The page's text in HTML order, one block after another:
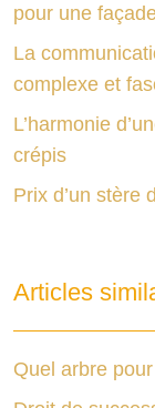
pour une
La
complexe et
L’harmonie
crépis
Prix d’un stère
Articles
Quel arbre